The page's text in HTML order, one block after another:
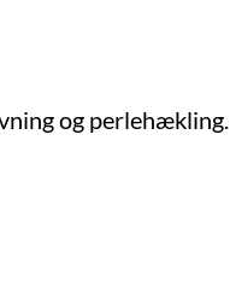
og perlehækling.